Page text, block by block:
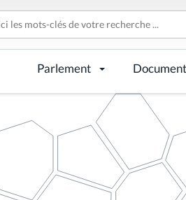
Parlement